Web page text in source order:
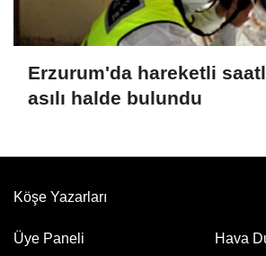
Erzurum'da hareketli
asılı halde bulundu
Köşe Yazarları
Üye Paneli Hava